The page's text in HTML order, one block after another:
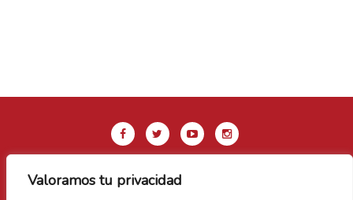
Valoramos tu privacidad
Aviso legal y Política de privacidad